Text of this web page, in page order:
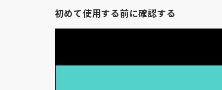
初めて使用する前に確認する